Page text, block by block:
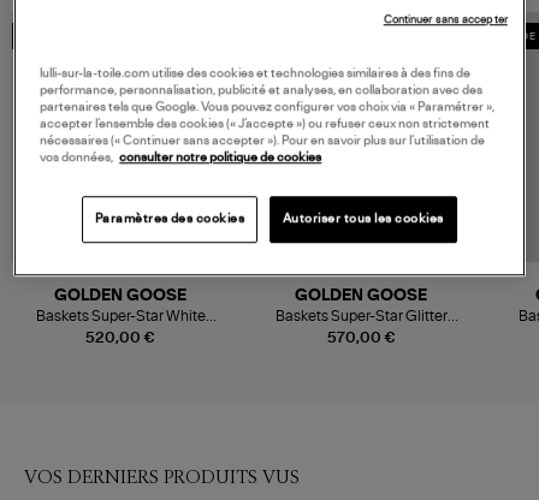
520,00 €
GOLDEN GOOSE
Baskets Super-Star White
Beige Cinder Leatehr Brown
570,00 €
GOLDEN GOOSE
Baskets Super-Star Glitter
White Platinum Beige
VOS DERNIERS PRODUITS VUS
lulli-sur-la-toile.com utilise des cookies et technologies similaires à des fins de
performance, personnalisation, publicité et analyses, en collaboration avec des
partenaires tels que Google. Vous pouvez configurer vos choix via « Paramétrer »,
accepter l’ensemble des cookies (« J’accepte ») ou refuser ceux non strictement
nécessaires (« Continuer sans accepter »). Pour en savoir plus sur l’utilisation de
vos données, consulter notre politique de cookies
Paramètres des cookies Autoriser tous les cookies
Continuer sans accepter